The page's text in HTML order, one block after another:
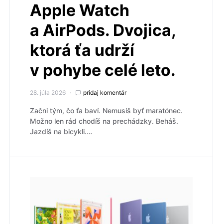
Apple Watch
a AirPods. Dvojica,
ktorá ťa udrží
v pohybe celé leto.
28. júla 2026 pridaj komentár
Začni tým, čo ťa baví. Nemusíš byť maratónec.
Možno len rád chodíš na prechádzky. Beháš.
Jazdíš na bicykli.…